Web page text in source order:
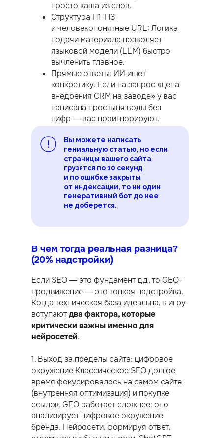
просто каша из слов.
Структура H1-H3
и человекопонятные URL: Логика
подачи материала позволяет
языковой модели (LLM) быстро
вычленить главное.
Прямые ответы: ИИ ищет
конкретику. Если на запрос «цена
внедрения CRM на заводе» у вас
написана простыня воды без
цифр — вас проигнорируют.
Если SEO — это фундамент дд, то GEO-
продвижение — это тонкая надстройка.
Когда техническая база идеальна, в игру
вступаютдва фактора, которые
критически важны именно для
нейросетей.
1. Выход за пределы сайта: цифровое
окружение Классическое SEO долгое
время фокусировалось на самом сайте
(внутренняя оптимизация) и покупке
ссылок. GEO работает сложнее: оно
анализирует цифровое окружение
бренда. Нейросети, формируя ответ,
В чем тогда реальная разница?
(20% надстройки)
Вы можете написать
гениальную статью, но если
страницы вашего сайта
грузятся по 10 секунд
и по ошибке закрыты
от индексации, то ни один
генеративный бот до нее
не доберется.